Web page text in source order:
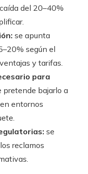
del 20–40%
se apunta
según el
y tarifas.
para
pretende bajarlo a
entornos
se
reclamos